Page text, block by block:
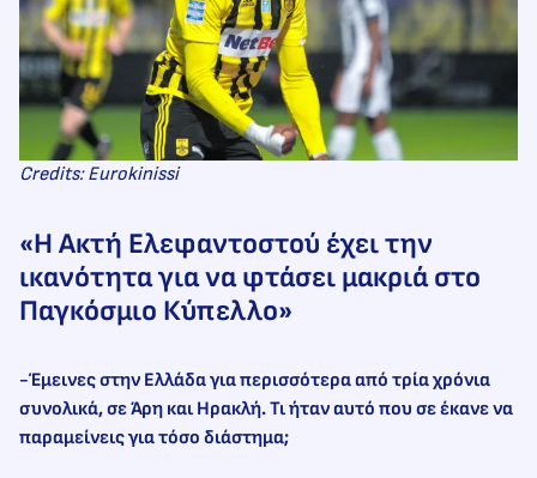
Credits: Eurokinissi
«Η Ακτή Ελεφαντοστού έχει την
ικανότητα για να φτάσει μακριά στο
Παγκόσμιο Κύπελλο»
-Έμεινες στην Ελλάδα για περισσότερα από τρία χρόνια
συνολικά, σε Άρη και Ηρακλή. Τι ήταν αυτό που σε έκανε να
παραμείνεις για τόσο διάστημα;